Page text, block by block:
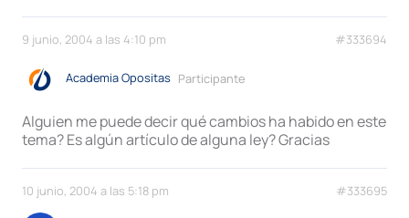
9 junio, 2004 a las 4:10 pm #333694
Academia Opositas Participante
Alguien me puede decir qué cambios ha habido en este
tema? Es algún artículo de alguna ley? Gracias
10 junio, 2004 a las 5:18 pm #333695